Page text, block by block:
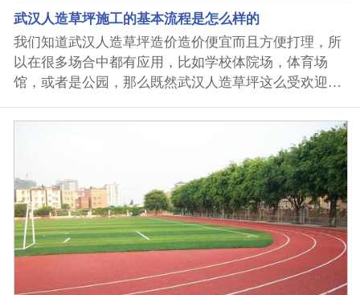
2、在裁剪人造草坪时，不要追求一刀裁好，最好稍微
裁大一点，然后一点点对边和修边，以免万一裁小后缝
隙过大。慢工才能出细活。 ...
武汉人造草坪施工的基本流程是怎么样的
我们知道武汉人造草坪造价造价便宜而且方便打理，所
以在很多场合中都有应用，比如学校体院场，体育场
馆，或者是公园，那么既然武汉人造草坪这么受欢迎，
程呢？ 1、检查整个草坪场地,其基础密实度及平整度
是否达到要求,达到后即可开始摊铺人造草坪。2、对整
个场地测量放线,测定球场线的位置并做好标记,用不同
颜色的墨汁标注好,确定好人造草皮的铺设方向和位置。
3、开始铺设人造草坪:在草坪接合面处铺装上拼接带,并
用钢钉固定于其上,钢钉头不可凸起,接合区需交接重合1
0㎝以上。4、在接合界面上涂上胶水,在胶水干燥前,将
剪裁好的草坪平铺并接合,让每幅人造草坪之间紧密粘
合。5、铺设完成后,需仔细检查各接合区粘合是否平顺,